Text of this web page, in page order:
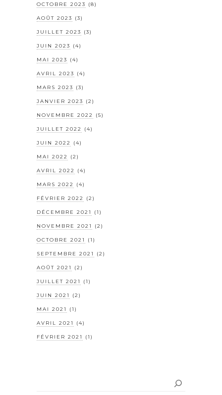
OCTOBRE 2023 (8)
AOÛT 2023 (3)
JUILLET 2023 (3)
JUIN 2023 (4)
MAI 2023 (4)
AVRIL 2023 (4)
MARS 2023 (3)
JANVIER 2023 (2)
NOVEMBRE 2022 (5)
JUILLET 2022 (4)
JUIN 2022 (4)
MAI 2022 (2)
AVRIL 2022 (4)
MARS 2022 (4)
FÉVRIER 2022 (2)
DÉCEMBRE 2021 (1)
NOVEMBRE 2021 (2)
OCTOBRE 2021 (1)
SEPTEMBRE 2021 (2)
AOÛT 2021 (2)
JUILLET 2021 (1)
JUIN 2021 (2)
MAI 2021 (1)
AVRIL 2021 (4)
FÉVRIER 2021 (1)